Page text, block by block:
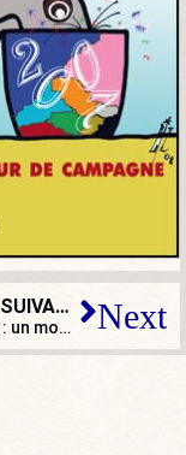
ARTICLE SUIVANT
Électricité : un monde fou, fou, fou ! Next